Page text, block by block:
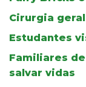
Cirurgia
Estudantes
Familiares
salvar vidas